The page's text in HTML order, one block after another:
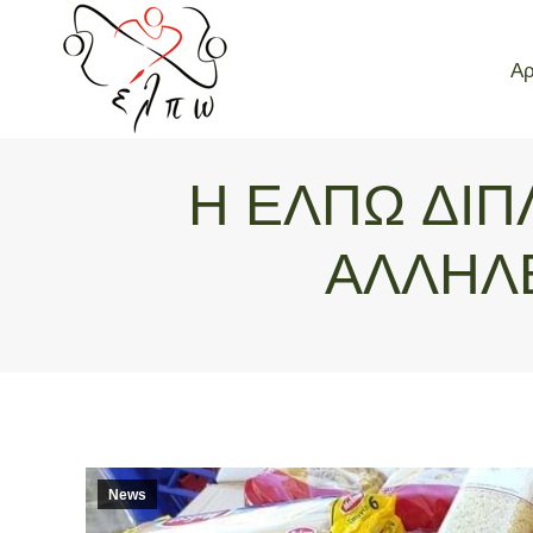
Η ΕΛΠΩ
News